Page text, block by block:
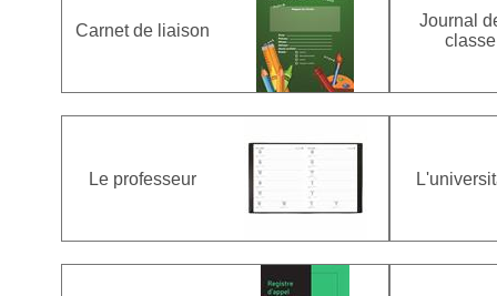
Carnet de liaison
Journal
classe
Le professeur